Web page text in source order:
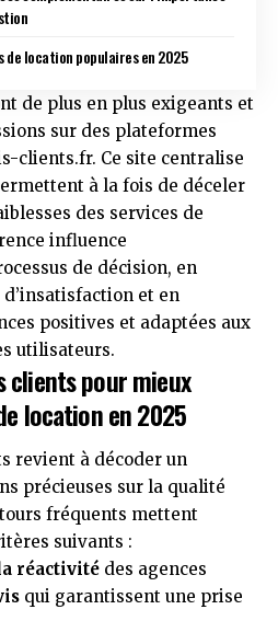
de location populaires en 2025
de plus en plus exigeants et
sur des plateformes
clients.fr. Ce site centralise
à la fois de déceler
des services de
influence
de décision, en
et en
positives et adaptées aux
utilisateurs.
clients pour mieux
location en 2025
revient à décoder un
précieuses sur la qualité
fréquents mettent
suivants :
réactivité des agences
qui garantissent une prise